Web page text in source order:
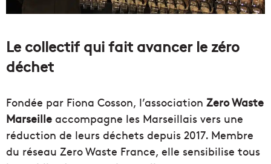
Le collectif qui fait avancer le zéro
déchet
Fondée par Fiona Cosson, l’association Zero Waste
Marseille accompagne les Marseillais vers une
réduction de leurs déchets depuis 2017. Membre
du réseau Zero Waste France, elle sensibilise tous